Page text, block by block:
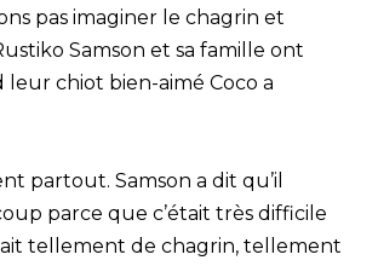
pas imaginer le chagrin et
Samson et sa famille ont
leur chiot bien-aimé Coco a
partout. Samson a dit qu’il
parce que c’était très difficile
tellement de chagrin, tellement